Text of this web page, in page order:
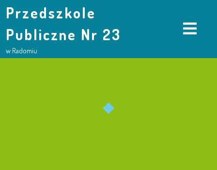
Przedszkole
Publiczne Nr 23
w Radomiu